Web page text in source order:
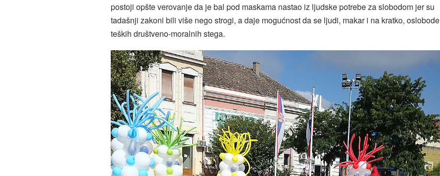
postoji opšte verovanje da je bal pod maskama nastao iz ljudske potrebe za slobodom jer su
tadašnji zakoni bili više nego strogi, a daje mogućnost da se ljudi, makar i na kratko, oslobode
teških društveno-moralnih stega.